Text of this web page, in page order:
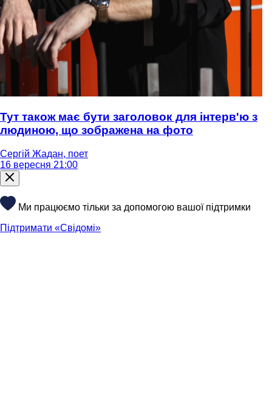
Тут також має бути заголовок для інтерв'ю з
людиною, що зображена на фото
Сергій Жадан, поет
16 вересня 21:00
Ми працюємо тільки за допомогою вашої підтримки
Підтримати «Свідомі»